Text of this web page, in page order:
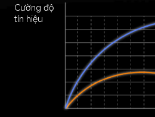
Cường độ
tín hiệu